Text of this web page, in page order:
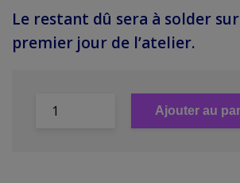
Le restant dû sera à solder
premier jour de l’atelier.
Ajouter au